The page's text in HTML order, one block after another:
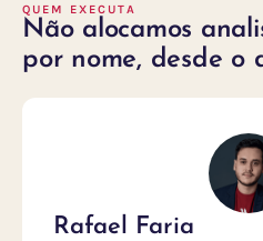
QUEM EXECUTA
Não alocamos
por nome, desde o
Rafael Faria